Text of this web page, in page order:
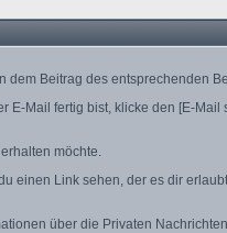
dem Beitrag des entsprechenden
E-Mail fertig bist, klicke den [E-Mail
möchte.
einen Link sehen, der es dir
über die Privaten